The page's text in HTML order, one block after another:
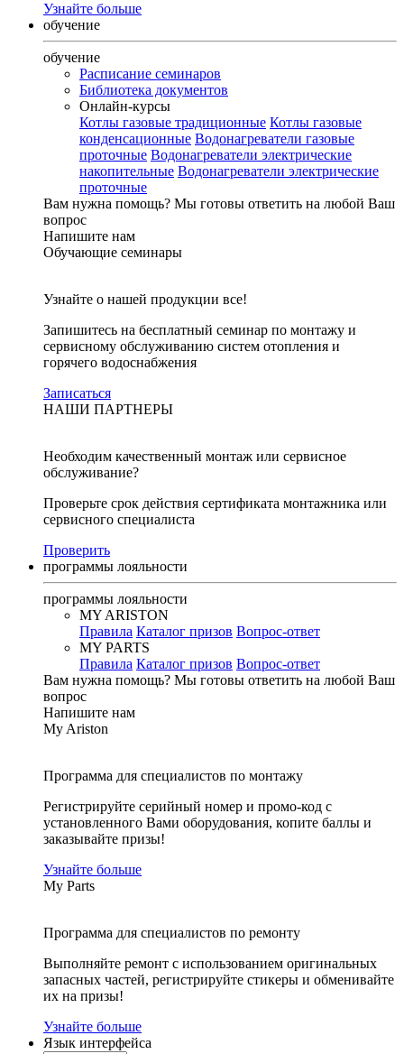
Узнайте больше
обучение
обучение
Расписание семинаров
Библиотека документов
Онлайн-курсы
Котлы газовые традиционные Котлы газовые
конденсационные Водонагреватели газовые
проточные Водонагреватели электрические
накопительные Водонагреватели электрические
проточные
Вам нужна помощь? Мы готовы ответить на любой Ваш
вопрос
Напишите нам
Обучающие семинары
Узнайте о нашей продукции все!
Запишитесь на бесплатный семинар по монтажу и
сервисному обслуживанию систем отопления и
горячего водоснабжения
Записаться
НАШИ ПАРТНЕРЫ
Необходим качественный монтаж или сервисное
обслуживание?
Проверьте срок действия сертификата монтажника или
сервисного специалиста
Проверить
программы лояльности
программы лояльности
MY ARISTON
Правила Каталог призов Вопрос-ответ
MY PARTS
Правила Каталог призов Вопрос-ответ
Вам нужна помощь? Мы готовы ответить на любой Ваш
вопрос
Напишите нам
My Ariston
Программа для специалистов по монтажу
Регистрируйте серийный номер и промо-код с
установленного Вами оборудования, копите баллы и
заказывайте призы!
Узнайте больше
My Parts
Программа для специалистов по ремонту
Выполняйте ремонт с использованием оригинальных
запасных частей, регистрируйте стикеры и обменивайте
их на призы!
Узнайте больше
Язык интерфейса